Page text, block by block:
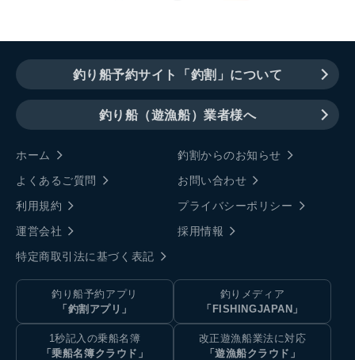
釣り船予約サイト「釣割」について
釣り船（遊漁船）業者様へ
ホーム
釣割からのお知らせ
よくあるご質問
お問い合わせ
利用規約
プライバシーポリシー
運営会社
採用情報
特定商取引法に基づく表記
釣り船予約アプリ
「釣割アプリ」
釣りメディア
「FISHINGJAPAN」
1秒記入の乗船名簿
「乗船名簿クラウド」
改正遊漁船業法に対応
「遊漁船クラウド」